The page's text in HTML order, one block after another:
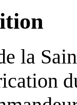
la